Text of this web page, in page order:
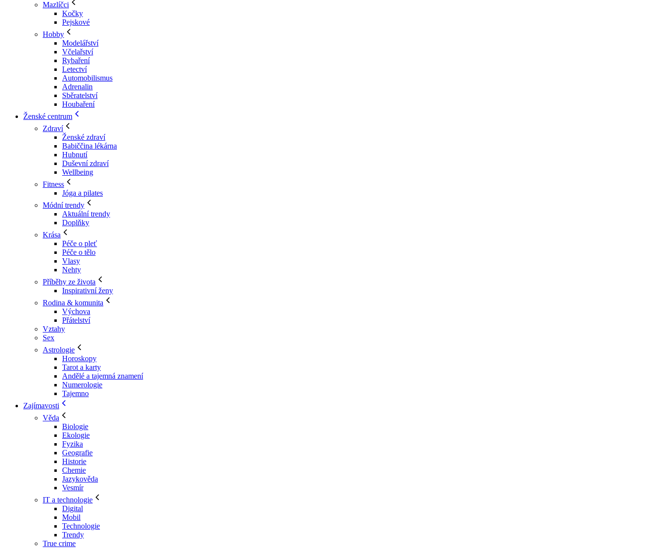
Mazlíčci
Kočky
Pejskové
Hobby
Modelářství
Včelařství
Rybaření
Letectví
Automobilismus
Adrenalin
Sběratelství
Houbaření
Ženské centrum
Zdraví
Ženské zdraví
Babiččina lékárna
Hubnutí
Duševní zdraví
Wellbeing
Fitness
Jóga a pilates
Módní trendy
Aktuální trendy
Doplňky
Krása
Péče o pleť
Péče o tělo
Vlasy
Nehty
Příběhy ze života
Inspirativní ženy
Rodina & komunita
Výchova
Přátelství
Vztahy
Sex
Astrologie
Horoskopy
Tarot a karty
Andělé a tajemná znamení
Numerologie
Tajemno
Zajímavosti
Věda
Biologie
Ekologie
Fyzika
Geografie
Historie
Chemie
Jazykověda
Vesmír
IT a technologie
Digital
Mobil
Technologie
Trendy
True crime